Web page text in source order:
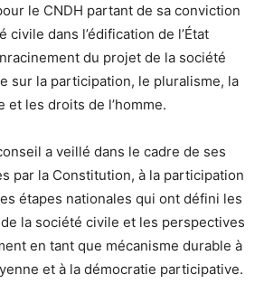
le CNDH partant de sa conviction
civile dans l’édification de l’État
du projet de la société
sur la participation, le pluralisme, la
et les droits de l’homme.
a veillé dans le cadre de ses
par la Constitution, à la participation
étapes nationales qui ont défini les
la société civile et les perspectives
en tant que mécanisme durable à
et à la démocratie participative.